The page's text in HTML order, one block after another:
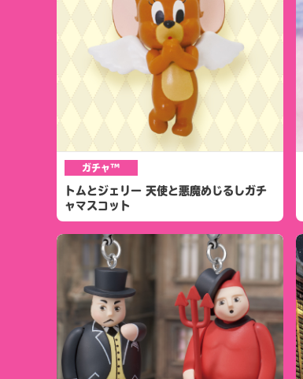
ガチャ™
トムとジェリー 天使と悪魔めじるしガチ
ャマスコット